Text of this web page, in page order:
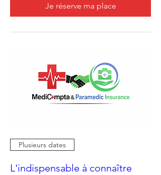
Je réserve ma place
Plusieurs dates
L'indispensable à connaître